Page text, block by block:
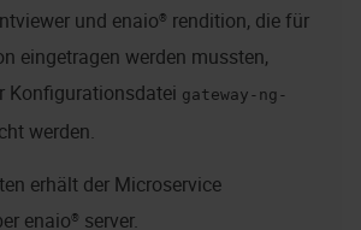
und enaio® rendition, die für
eingetragen werden mussten,
Konfigurationsdatei gateway-ng-
werden.
erhält der Microservice
enaio® server.